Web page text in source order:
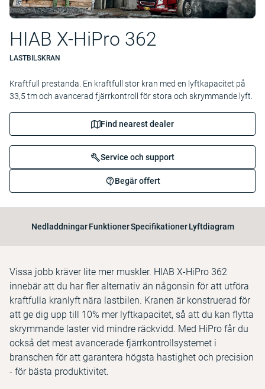
HIAB X-HiPro 362
LASTBILSKRAN
Kraftfull prestanda. En kraftfull stor kran med en lyftkapacitet på
33,5 tm och avancerad fjärrkontroll för stora och skrymmande lyft.
Find nearest dealer
Service och support
Begär offert
Nedladdningar FunktionerSpecifikationer Lyftdiagram
Vissa jobb kräver lite mer muskler. HIAB X-HiPro 362
innebär att du har fler alternativ än någonsin för att utföra
kraftfulla kranlyft nära lastbilen. Kranen är konstruerad för
att ge dig upp till 10% mer lyftkapacitet, så att du kan flytta
skrymmande laster vid mindre räckvidd. Med HiPro får du
också det mest avancerade fjärrkontrollsystemet i
branschen för att garantera högsta hastighet och precision
- för bästa produktivitet.